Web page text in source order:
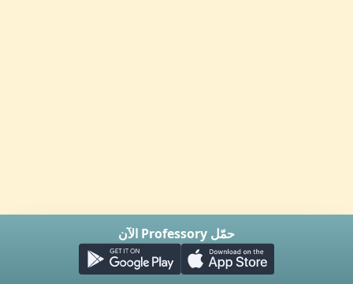
حمّل Professory الآن